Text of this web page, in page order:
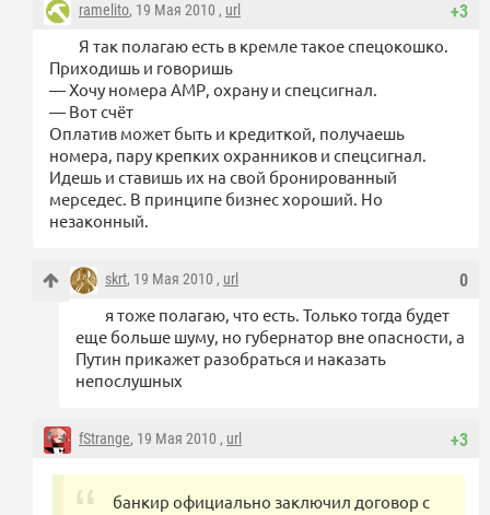
+3
ramelito, 19 Мая 2010 , url
Я так полагаю есть в кремле такое спецокошко.
Приходишь и говоришь
— Хочу номера АМР, охрану и спецсигнал.
— Вот счёт
Оплатив может быть и кредиткой, получаешь
номера, пару крепких охранников и спецсигнал.
Идешь и ставишь их на свой бронированный
мерседес. В принципе бизнес хороший. Но
незаконный.
0
skrt, 19 Мая 2010 , url
я тоже полагаю, что есть. Только тогда будет
еще больше шуму, но губернатор вне опасности, а
Путин прикажет разобраться и наказать
непослушных
+3
fStrange, 19 Мая 2010 , url
банкир официально заключил договор с